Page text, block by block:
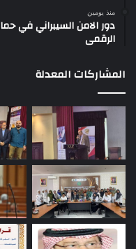
منذ يومين
دور الامن السيبراني في
الرقمى
المشاركات المعدلة